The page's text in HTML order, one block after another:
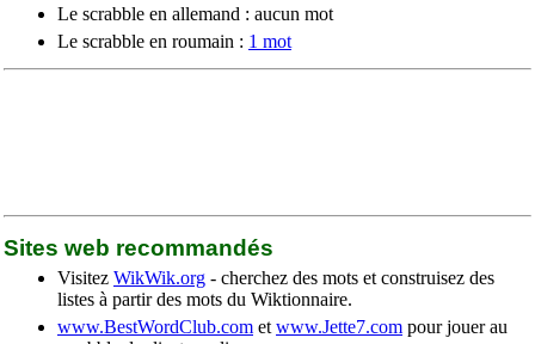
Le scrabble en allemand : aucun mot
Le scrabble en roumain : 1 mot
Sites web recommandés
Visitez WikWik.org - cherchez des mots et construisez des
listes à partir des mots du Wiktionnaire.
www.BestWordClub.com et www.Jette7.com pour jouer au